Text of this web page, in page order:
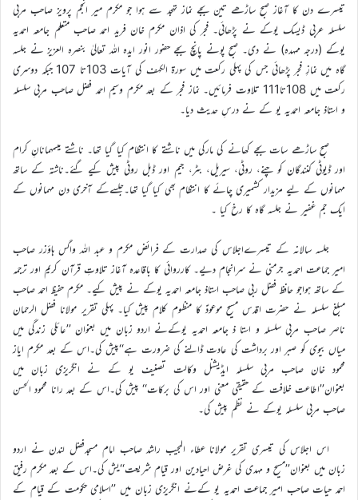
تیسرے دن کا آغاز صبح ساڑھے تین بجے نماز تہجد سے ہوا جو مکرم میر انجم پرویز صاحب مربی
سلسلہ عربی ڈیسک یوکے نے پڑھائی۔ فجر کی اذان مکرم خان فرید احمد صاحب متعلم جامعہ احمدیہ
یوکے (درجہ ممہدہ) نے دی۔ صبح پونے پانچ بجے حضور انور ایدہ اللہ تعالیٰ بنصرہ العزیز نے جلسہ
گاہ میں نمازِ فجر پڑھائی جس کی پہلی رکعت میں سورۃ الکہف کی آیات 103تا 107 جبکہ دوسری
رکعت میں 108تا111 تلاوت فرمائیں۔ نماز فجر کے بعد مکرم وسیم احمد فضل صاحب مربی سلسلہ
و استاذ جامعہ احمدیہ یو کے نے درسِ حدیث دیا۔
صبح ساڑھے سات بجے کھانے کی مارکی میں ناشتے کا انتظام کیا گیا تھا۔ ناشتے میںمہمانانِ کرام
اور ڈیوٹی کنندگان کو چنے، روٹی، سیریل، بٹر، جیم اور ڈبل روٹی پیش کیے گئے۔ناشتہ کے ساتھ
مہمانوں کے لیے مزیدار کشمیری چائے کا انتظام بھی کیا گیا تھا۔جلسےکے آخری دن مہمانوں کے
ایک جم غفیر نے جلسہ گاہ کا رخ کیا ۔
جلسہ سالانہ کے تیسرےاجلاس کی صدارت کے فرائض مکرم و عبد اللہ واگس ہاؤزر صاحب
امیر جماعت احمدیہ جرمنی نے سرانجام دیے۔ کارروائی کا باقاعدہ آغاز تلاوتِ قرآن کریم اور ترجمہ
کے ساتھ ہواجو حافظ فضل ربی صاحب استاذ جامعہ احمدیہ یوکے نے پیش کیے۔ مکرم حفیظ احمد صاحب
مبلغ سلسلہ نے حضرت اقدس مسیح موعودؑ کا منظوم کلام پیش کیا۔ پہلی تقریر مولانا فضل الرحمان
ناصر صاحب مربی سلسلہ و استا ذ جامعہ احمدیہ یوکےنے اردو زبان میں بعنوان ’’عائلی زندگی میں
میاں بیوی کو صبر اور برداشت کی عادت ڈالنے کی ضرورت ہے‘‘پیش کی۔اس کے بعد مکرم ایاز
محمود خان صاحب مربی سلسلہ ایڈیشنل وکالت تصنیف یو کے نے انگریزی زبان میں
بعنوان’’اطاعت خلافت کے حقیقی معنی اور اس کی برکات‘‘ پیش کی۔اس کے بعد رانا محمود الحسن
صاحب مربی سلسلہ یوکے نے نظم پیش کی۔
اس اجلاس کی تیسری تقریر مولانا عطاء المجیب راشد صاحب امام مسجدفضل لندن نے اردو
زبان میں بعنوان’’مسیح و مہدی کی غرض احیادین اور قیام شریعت‘‘یش کی۔اس کے بعد مکرم رفیق
احمد حیات صاحب امیر جماعت احمدیہ یو کےنے انگریزی زبان میں ’’اسلامی حکومت کے قیام کے